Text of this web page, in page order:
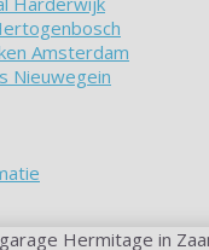
Amsterdam
Nieuwegein